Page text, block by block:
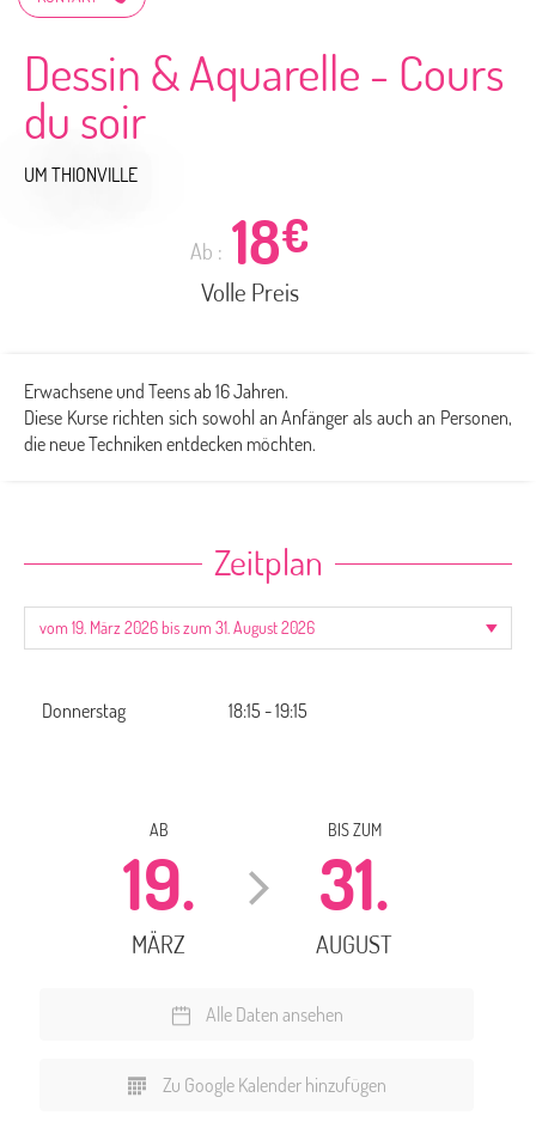
Dessin & Aquarelle - Cours
du soir
UM THIONVILLE
Ab : 18€
Volle Preis
Erwachsene und Teens ab 16 Jahren.
Diese Kurse richten sich sowohl an Anfänger als auch an Personen,
die neue Techniken entdecken möchten.
Zeitplan
Donnerstag 18:15 - 19:15
AB
19.
MÄRZ
BIS ZUM
31.
AUGUST
Alle Daten ansehen
Zu Google Kalender hinzufügen